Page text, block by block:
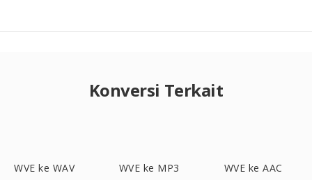
Konversi Terkait
WVE ke WAV WVE ke MP3 WVE ke AAC